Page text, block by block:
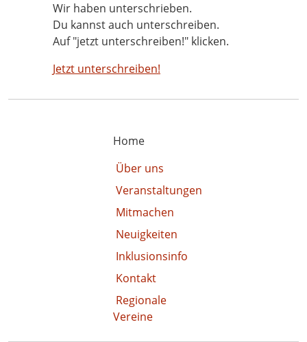
Wir haben unterschrieben.
Du kannst auch unterschreiben.
Auf "jetzt unterschreiben!" klicken.
Jetzt unterschreiben!
Home
Über uns
Veranstaltungen
Mitmachen
Neuigkeiten
Inklusionsinfo
Kontakt
Regionale
Vereine